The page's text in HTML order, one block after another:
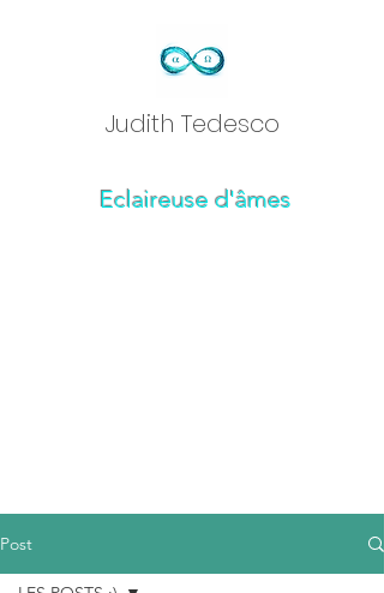
Judith Tedesco
Eclaireuse d'âmes
Post